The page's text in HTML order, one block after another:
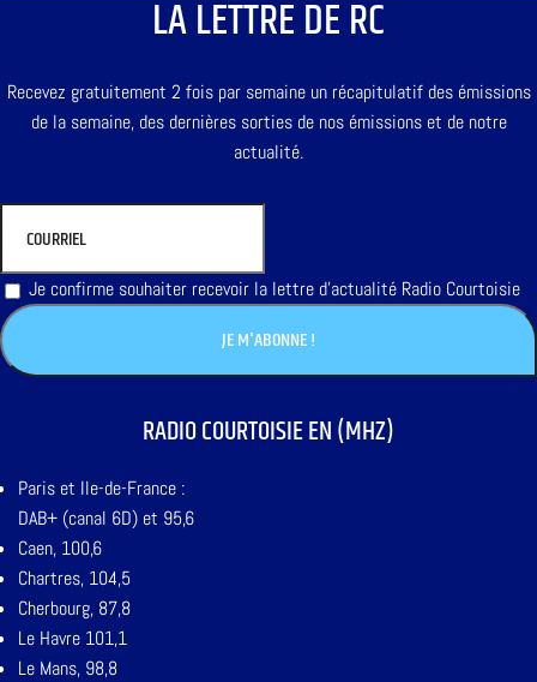
LA LETTRE DE RC
Recevez gratuitement 2 fois par semaine un récapitulatif des émissions
de la semaine, des dernières sorties de nos émissions et de notre
actualité.
Je confirme souhaiter recevoir la lettre d'actualité Radio Courtoisie
RADIO COURTOISIE EN (MHZ)
Paris et Ile-de-France :
DAB+ (canal 6D) et 95,6
Caen, 100,6
Chartres, 104,5
Cherbourg, 87,8
Le Havre 101,1
Le Mans, 98,8